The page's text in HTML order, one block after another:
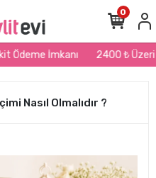
Ödeme İmkanı 2400 ₺ Üzeri
0
Nasıl Olmalıdır ?